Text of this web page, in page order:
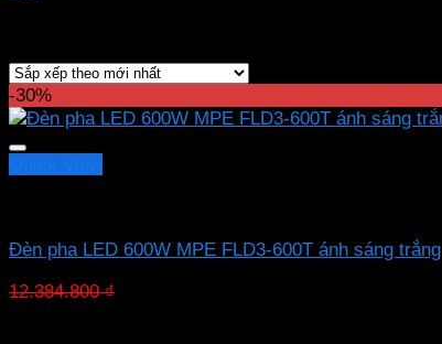
-30%
Đèn pha LED 600W MPE FLD3-600T ánh sáng trắng
12.384.800₫